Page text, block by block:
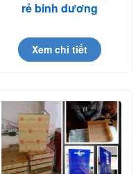
rẻ binh dương
Xem chi tiết